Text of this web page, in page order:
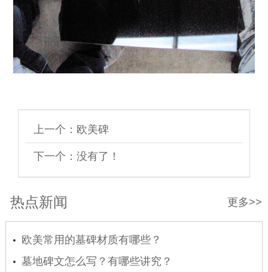
上一个： 欧美碑
下一个：没有了！
更多>>
热点新闻
欧美常用的墓碑材质有哪些？
墓地碑文怎么写？有哪些讲究？